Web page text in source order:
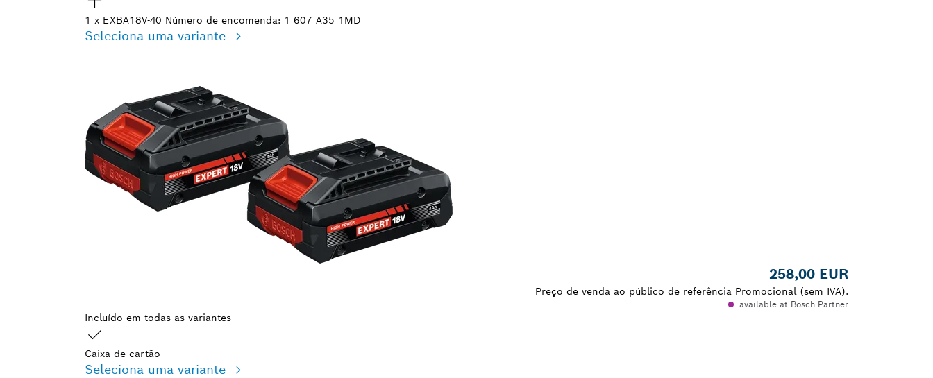
1 x EXBA18V-40 Número de encomenda: 1 607 A35 1MD
Seleciona uma variante
258,00 EUR
Preço de venda ao público de referência Promocional (sem IVA).
available at Bosch Partner
Incluído em todas as variantes
Caixa de cartão
Seleciona uma variante